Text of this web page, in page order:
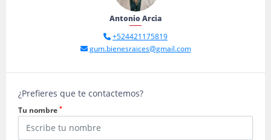
Antonio Arcia
+524421175819
gum.bienesraices@gmail.com
¿Prefieres que te contactemos?
Tu nombre *